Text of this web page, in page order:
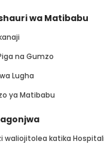
wa Matibabu
na Gumzo
Lugha
ya Matibabu
waliojitolea katika Hospitali